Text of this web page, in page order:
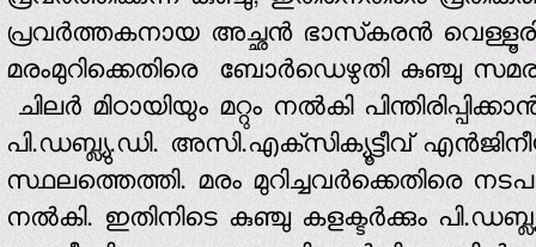
പ്രവര്‍ത്തകനായ അച്ഛന്‍ ഭാസ്‌കരന്‍
മരംമുറിക്കെതിരെ ബോര്‍ഡെഴുതി കുഞ്ചു
ചിലര്‍ മിഠായിയും മറ്റും നല്‍കി
പി.ഡബ്ല്യു.ഡി. അസി.എക്‌സിക്യൂട്ടീവ്
സ്ഥലത്തെത്തി. മരം മുറിച്ചവര്‍ക്കെതിരെ
നല്‍കി. ഇതിനിടെ കുഞ്ചു കളക്ടര്‍ക്കും